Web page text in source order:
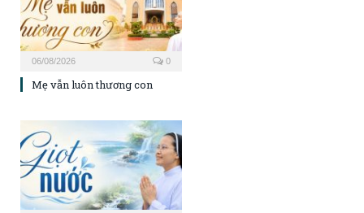
06/08/2026 0
Mẹ vẫn luôn thương con